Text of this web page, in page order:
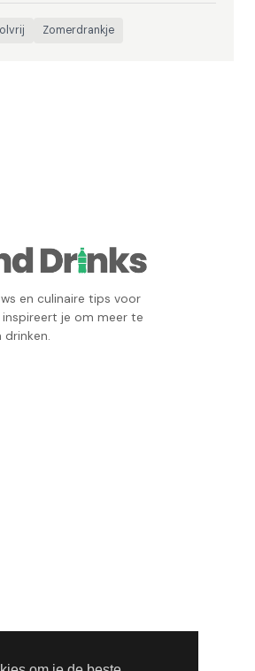
Zomerdrankje
en culinaire tips voor
inspireert je om meer te
drinken.